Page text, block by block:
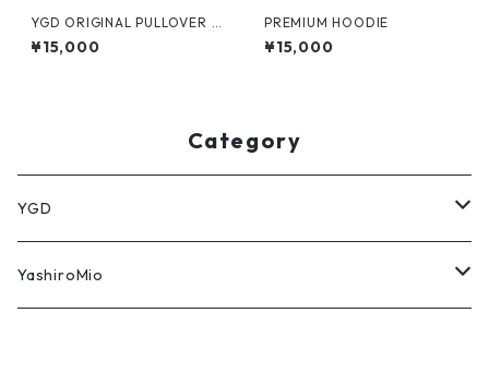
YGD ORIGINAL PULLOVER H
OODIE【BLACK】
¥15,000
PREMIUM HOODIE
¥15,000
Category
YGD
パーカー
YashiroMio